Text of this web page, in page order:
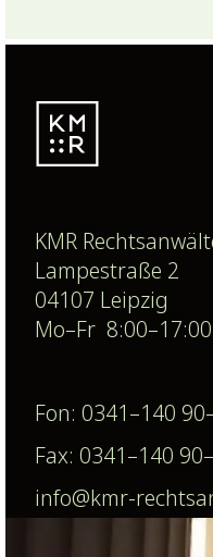
KMR
Lampestraße 2
04107 Leipzig
Mo–Fr
Fon: 0341–140
Fax: 0341–140
info@kmr-